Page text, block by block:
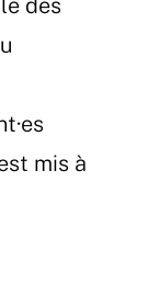
des
mis à